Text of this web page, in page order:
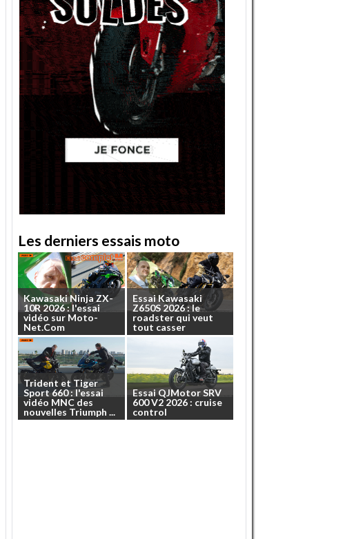
Les derniers essais moto
KawasakiNinja ZX-
10R2026: l'essai
vidéo sur Moto-
Net.Com
EssaiKawasaki
Z650S 2026:le
roadster qui veut
tout casser
Trident etTiger
Sport660:l'essai
vidéo MNC des
nouvelles Triumph ...
Essai QJMotorSRV
600V2 2026 : cruise
control